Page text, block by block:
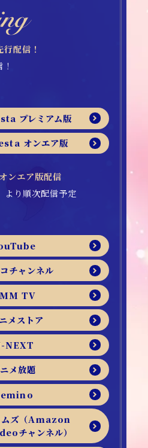
配信！
プレミアム版
オンエア版
ンエア版配信
より順次配信予定
チャンネル
TV
メストア
NEXT
メ放題
ムズ（Amazon
チャンネル）